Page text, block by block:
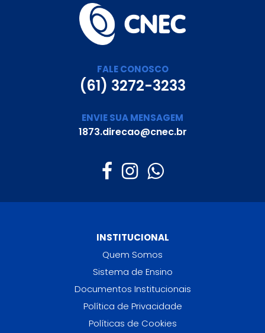
FALE CONOSCO
(61) 3272-3233
ENVIE SUA MENSAGEM
1873.direcao@cnec.br
INSTITUCIONAL
Quem Somos
Sistema de Ensino
Documentos Institucionais
Política de Privacidade
Políticas de Cookies